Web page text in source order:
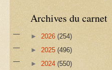
Archives du carnet
► 2026 (254)
► 2025 (496)
► 2024 (550)